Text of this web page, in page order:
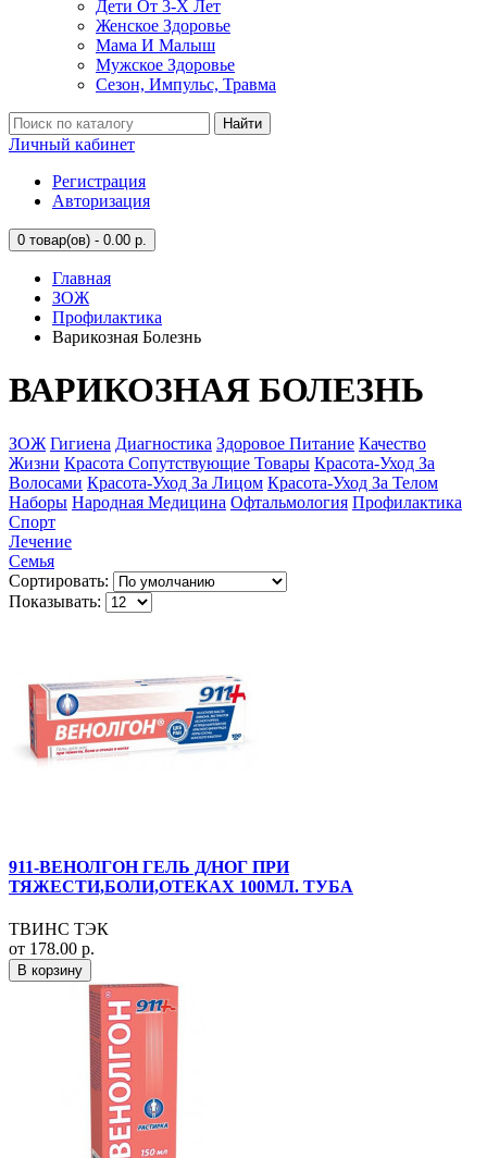
Дети От 3-Х Лет
Женское Здоровье
Мама И Малыш
Мужское Здоровье
Сезон, Импульс, Травма
Найти
Личный кабинет
Регистрация
Авторизация
0 товар(ов) - 0.00 р.
Главная
ЗОЖ
Профилактика
Варикозная Болезнь
ВАРИКОЗНАЯ БОЛЕЗНЬ
ЗОЖ Гигиена Диагностика Здоровое Питание Качество
Жизни Красота Сопутствующие Товары Красота-Уход За
Волосами Красота-Уход За Лицом Красота-Уход За Телом
Наборы Народная Медицина Офтальмология Профилактика
Спорт
Лечение
Семья
Сортировать:
Показывать:
911-ВЕНОЛГОН ГЕЛЬ Д/НОГ ПРИ
ТЯЖЕСТИ,БОЛИ,ОТЕКАХ 100МЛ. ТУБА
ТВИНС ТЭК
от 178.00 р.
В корзину